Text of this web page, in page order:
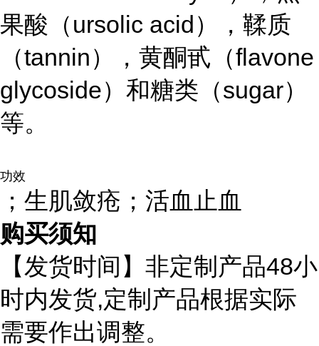
果酸（ursolic acid），鞣质
（tannin），黄酮甙（flavone
glycoside）和糖类（sugar）
等。
功效
；生肌敛疮；活血止血
购买须知
【发货时间】非定制产品48小
时内发货,定制产品根据实际
需要作出调整。